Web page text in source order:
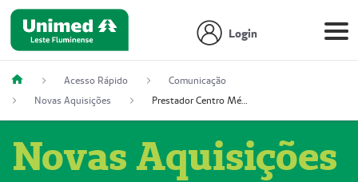
Login
Acesso Rápido
Comunicação
Novas Aquisições
Prestador Centro Médico Vitória Ltda, 51004350-4: Centro Médico Vitória Ltda (Nome Fantasia: Policlínica Master)
Novas Aquisições